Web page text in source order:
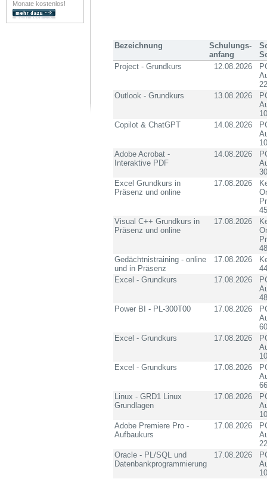
Monate kostenlos!
Bezeichnung
Schulungs-
anfang
Project - Grundkurs
12.08.2026
Outlook - Grundkurs
13.08.2026
Copilot & ChatGPT
14.08.2026
Adobe Acrobat -
Interaktive PDF
14.08.2026
Excel Grundkurs in
Präsenz und online
17.08.2026
Visual C++ Grundkurs in
Präsenz und online
17.08.2026
Gedächtnistraining - online
und in Präsenz
17.08.2026
Excel - Grundkurs
17.08.2026
Power BI - PL-300T00
17.08.2026
Excel - Grundkurs
17.08.2026
Excel - Grundkurs
17.08.2026
Linux - GRD1 Linux
Grundlagen
17.08.2026
Adobe Premiere Pro -
Aufbaukurs
17.08.2026
Oracle - PL/SQL und
Datenbankprogrammierung
17.08.2026